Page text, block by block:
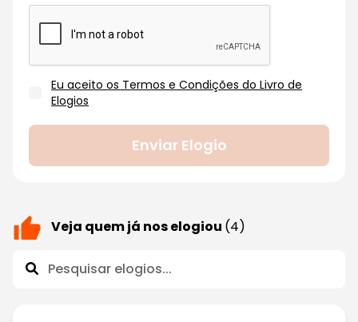
Veja quem já nos elogiou (4)
Eu aceito os Termos e Condições do Livro de
Elogios
Enviar Elogio